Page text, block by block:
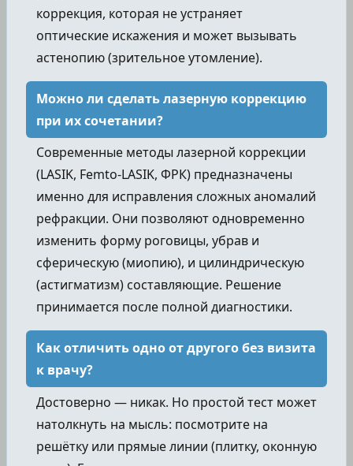
коррекция, которая не устраняет
оптические искажения и может вызывать
астенопию (зрительное утомление).
Можно ли сделать лазерную коррекцию
при их сочетании?
Современные методы лазерной коррекции
(LASIK, Femto-LASIK, ФРК) предназначены
именно для исправления сложных аномалий
рефракции. Они позволяют одновременно
изменить форму роговицы, убрав и
сферическую (миопию), и цилиндрическую
(астигматизм) составляющие. Решение
принимается после полной диагностики.
Как отличить одно от другого без визита
к врачу?
Достоверно — никак. Но простой тест может
натолкнуть на мысль: посмотрите на
решётку или прямые линии (плитку, оконную